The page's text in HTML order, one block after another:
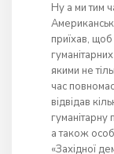
Ну а ми тим
приїхав,
якими не
час
відвідав
гуманітарну
а також
«Західної